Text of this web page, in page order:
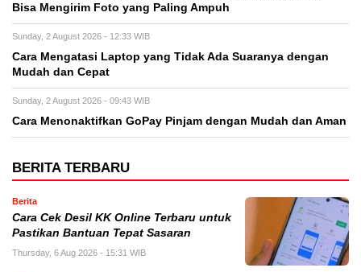
Bisa Mengirim Foto yang Paling Ampuh
Sunday, 2 August 2026 - 12:33 WIB
Cara Mengatasi Laptop yang Tidak Ada Suaranya dengan
Mudah dan Cepat
Sunday, 2 August 2026 - 09:43 WIB
Cara Menonaktifkan GoPay Pinjam dengan Mudah dan Aman
BERITA TERBARU
Berita
Cara Cek Desil KK Online Terbaru untuk
Pastikan Bantuan Tepat Sasaran
Thursday, 6 Aug 2026 - 15:31 WIB